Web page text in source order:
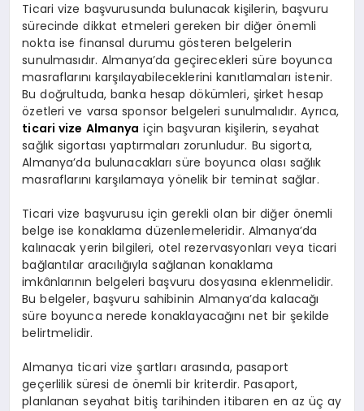
Ticari vize başvurusunda bulunacak kişilerin, başvuru
sürecinde dikkat etmeleri gereken bir diğer önemli
nokta ise finansal durumu gösteren belgelerin
sunulmasıdır. Almanya’da geçirecekleri süre boyunca
masraflarını karşılayabileceklerini kanıtlamaları istenir.
Bu doğrultuda, banka hesap dökümleri, şirket hesap
özetleri ve varsa sponsor belgeleri sunulmalıdır. Ayrıca,
ticari vize Almanya için başvuran kişilerin, seyahat
sağlık sigortası yaptırmaları zorunludur. Bu sigorta,
Almanya’da bulunacakları süre boyunca olası sağlık
masraflarını karşılamaya yönelik bir teminat sağlar.
Ticari vize başvurusu için gerekli olan bir diğer önemli
belge ise konaklama düzenlemeleridir. Almanya’da
kalınacak yerin bilgileri, otel rezervasyonları veya ticari
bağlantılar aracılığıyla sağlanan konaklama
imkânlarının belgeleri başvuru dosyasına eklenmelidir.
Bu belgeler, başvuru sahibinin Almanya’da kalacağı
süre boyunca nerede konaklayacağını net bir şekilde
belirtmelidir.
Almanya ticari vize şartları arasında, pasaport
geçerlilik süresi de önemli bir kriterdir. Pasaport,
planlanan seyahat bitiş tarihinden itibaren en az üç ay